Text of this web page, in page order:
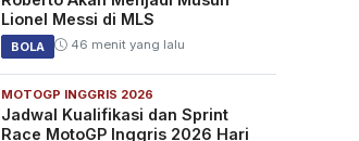
Lionel Messi di MLS
BOLA 46 menit yang lalu
MOTOGP INGGRIS 2026
Jadwal Kualifikasi dan Sprint
Race MotoGP Inggris 2026 Hari